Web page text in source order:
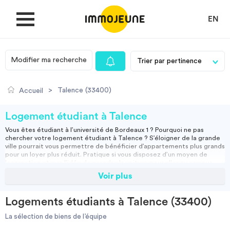
EN
MON COMPTE
Je cherche un logement
Villes
Modifier ma recherche
Accueil > Talence (33400)
Logement étudiant à Talence
Vous êtes étudiant à l’université de Bordeaux 1 ? Pourquoi ne pas
chercher votre
logement étudiant à Talence ? S’éloigner de la grande
ville pourrait vous permettre de bénéficier d’appartements plus grands
pour un loyer plus réduit. Pratique si vous disposez d’un moyen de
permet d'habiter proche de la cité universitaire tout en profitant des
Et sachez que si les résidences
affichent vite complet à
Bordeaux, les logements étudiants de Talence sont souvent moins
concerne les résidences universitaires. Elles vous offriront un cadre de
Voir plus
Logements étudiants à Talence (33400)
La sélection de biens de l’équipe